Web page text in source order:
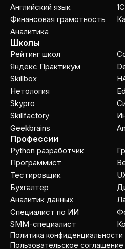
Английский язык
Финансовая грамотность
Аналитика
1C
Школы
Рейтинг школ
Яндекс Практикум
Skillbox
Нетология
Skypro
Skillfactory
Geekbrains
Профессии
Python разработчик
Программист
Тестировщик
Бухгалтер
Аналитик данных
Специалист по ИИ
SMM-специалист
Пользовательское соглашение
Политика конфиденциальности